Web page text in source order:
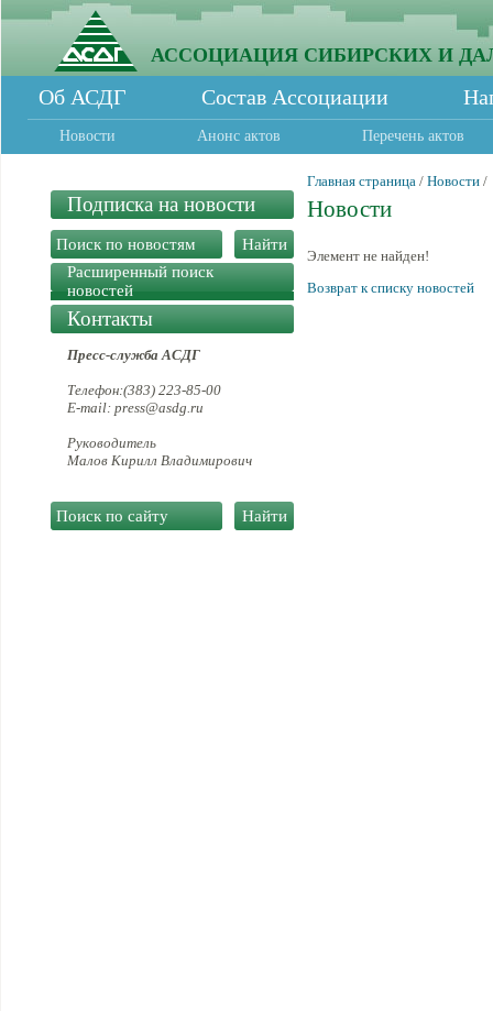
АССОЦИАЦИЯ СИБИРСКИХ И
Об АСДГ Состав Ассоциации
Новости Анонс актов Перечень актов
Подписка на новости
Расширенный поиск
новостей
Контакты
Пресс-служба АСДГ
Телефон:(383) 223-85-00
E-mail: press@asdg.ru
Руководитель
Малов Кирилл Владимирович
Главная страница / Новости /
Новости
Элемент не найден!
Возврат к списку новостей